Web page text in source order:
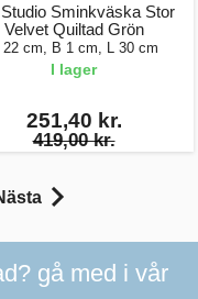
Sminkväska Stor
Velvet Quiltad Grön
22 cm, B 1 cm, L 30 cm
I lager
251,40 kr.
419,00 kr.
gå med i vår